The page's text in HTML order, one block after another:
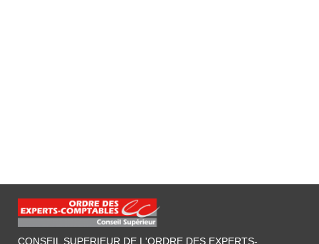
CONSEIL SUPERIEUR DE L'ORDRE DES EXPERTS-